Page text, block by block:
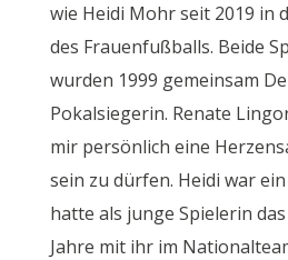
wie Heidi Mohr seit 2019 in
des Frauenfußballs. Beide
wurden 1999 gemeinsam
Pokalsiegerin. Renate
mir persönlich eine
sein zu dürfen. Heidi war
hatte als junge Spielerin
Jahre mit ihr im